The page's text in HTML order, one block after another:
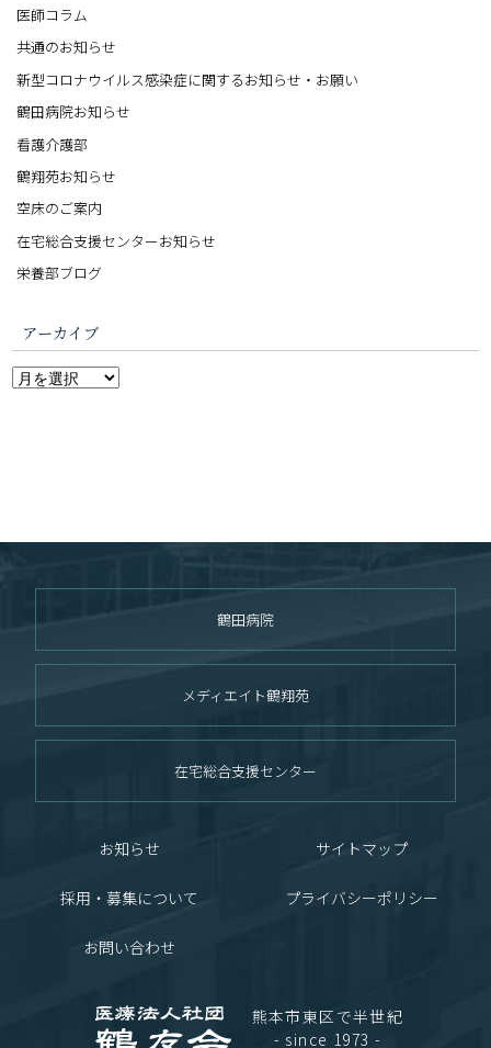
医師コラム
共通のお知らせ
新型コロナウイルス感染症に関するお知らせ・お願い
鶴田病院お知らせ
看護介護部
鶴翔苑お知らせ
空床のご案内
在宅総合支援センターお知らせ
栄養部ブログ
アーカイブ
熊本市東区で半世紀
- since 1973 -
鶴田病院
メディエイト鶴翔苑
在宅総合支援センター
お知らせ サイトマップ
採用・募集について プライバシーポリシー
お問い合わせ